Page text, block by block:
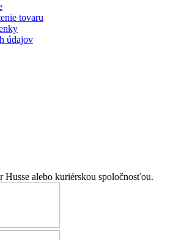
tovaru
údajov
Husse alebo kuriérskou spoločnosťou.